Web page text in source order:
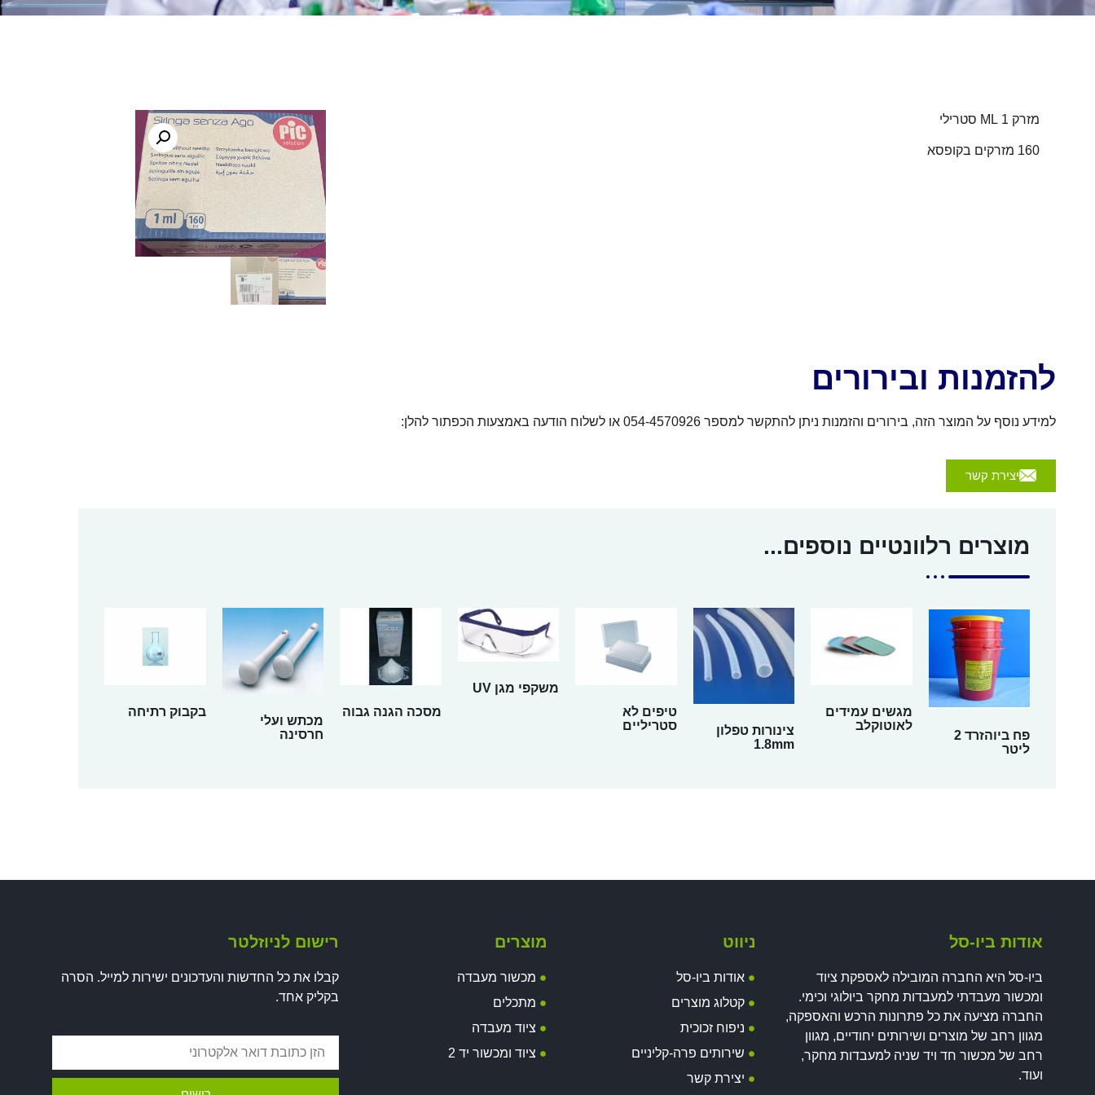
מזרק 1 ML סטרילי
160 מזרקים בקופסא
להזמנות ובירורים
למידע נוסף על המוצר הזה, בירורים והזמנות ניתן להתקשר למספר 054-4570926 או לשלוח הודעה באמצעות הכפתור להלן:
יצירת קשר
מוצרים רלוונטיים נוספים...
פח ביוהזרד 2
ליטר
מגשים עמידים
לאוטוקלב
צינורות טפלון
1.8mm
טיפים לא
סטריליים
משקפי מגן UV
מסכה הגנה גבוה
מכתש ועלי
חרסינה
בקבוק רתיחה
אודות ביו-סל
ביו-סל היא החברה המובילה לאספקת ציוד
ומכשור מעבדתי למעבדות מחקר ביולוגי וכימי.
החברה מציעה את כל פתרונות הרכש והאספקה,
מגוון רחב של מוצרים ושירותים יחודיים, מגוון
רחב של מכשור חד ויד שניה למעבדות מחקר,
ועוד.
ניווט
אודות ביו-סל
קטלוג מוצרים
ניפוח זכוכית
שירותים פרה-קליניים
יצירת קשר
מוצרים
מכשור מעבדה
מתכלים
ציוד מעבדה
ציוד ומכשור יד 2
רישום לניוזלטר
קבלו את כל החדשות והעדכונים ישירות למייל. הסרה
בקליק אחד.